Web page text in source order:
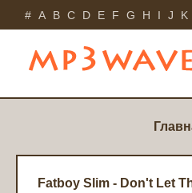
# A B C D E F G H I J K
Fatboy Slim - Don't Let